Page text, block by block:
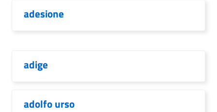
adesione
adige
adolfo urso